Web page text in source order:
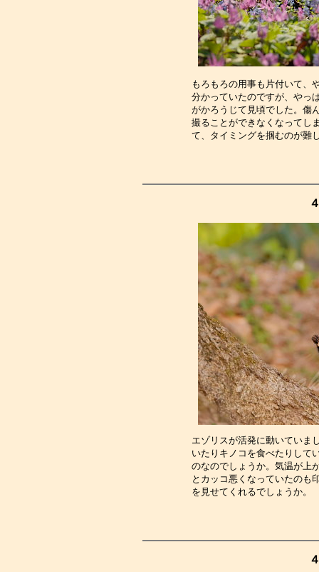
もろもろの用事も片付いて、
分かっていたのですが、やっ
がかろうじて見頃でした。傷
撮ることができなくなってし
て、タイミングを
エゾリスが活発に動いていま
いたりキノコを食べたりして
のなのでしょうか。気温が上
とカッコ悪くなっていたのも
を見せてく